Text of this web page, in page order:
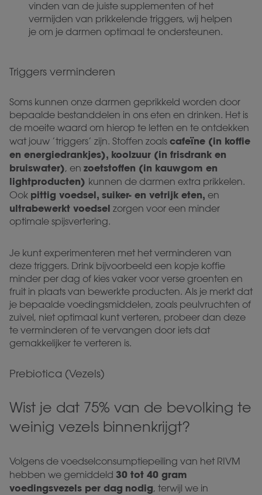
vinden van de juiste supplementen of het
vermijden van prikkelende triggers, wij helpen
je om je darmen optimaal te ondersteunen.
Triggers verminderen
Soms kunnen onze darmen geprikkeld worden door
bepaalde bestanddelen in ons eten en drinken. Het is
de moeite waard om hierop te letten en te ontdekken
wat jouw ’triggers’ zijn. Stoffen zoals cafeïne (in koffie
en energiedrankjes), koolzuur (in frisdrank en
bruiswater), en zoetstoffen (in kauwgom en
lightproducten) kunnen de darmen extra prikkelen.
Ook pittig voedsel, suiker- en vetrijk eten, en
ultrabewerkt voedsel zorgen voor een minder
optimale spijsvertering.
Je kunt experimenteren met het verminderen van
deze triggers. Drink bijvoorbeeld een kopje koffie
minder per dag of kies vaker voor verse groenten en
fruit in plaats van bewerkte producten. Als je merkt dat
je bepaalde voedingsmiddelen, zoals peulvruchten of
zuivel, niet optimaal kunt verteren, probeer dan deze
te verminderen of te vervangen door iets dat
gemakkelijker te verteren is.
Prebiotica (Vezels)
Wist je dat 75% van de bevolking te
weinig vezels binnenkrijgt?
Volgens de voedselconsumptiepeiling van het RIVM
hebben we gemiddeld 30 tot 40 gram
voedingsvezels per dag nodig, terwijl we in